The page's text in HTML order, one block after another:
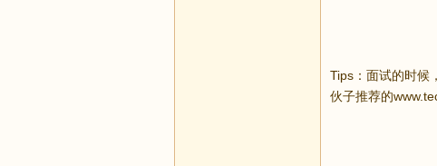
Tips：面试的时候
伙子推荐的